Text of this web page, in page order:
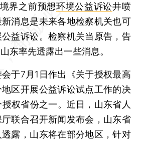
界之前预想环境公益诉讼井喷
消息是未来各地检察机关也可
益诉讼。检察机关当原告，告
东率先透露出一些消息。
7月1日作出《关于授权最高
区开展公益诉讼试点工作的决
权省份之一。近日，山东省人
联合召开新闻发布会，山东省
露，山东将在部分地区，针对